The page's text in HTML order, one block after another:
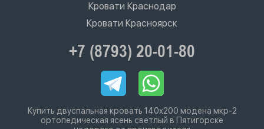
Кровати Краснодар
Кровати Красноярск
+7 (8793) 20-01-80
Купить двуспальная кровать 140х200 модена мкр-2
ортопедическая ясень светлый в Пятигорске